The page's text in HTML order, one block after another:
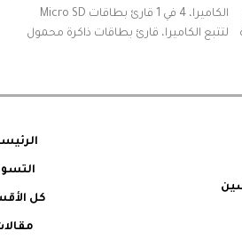
الكاميرا، 4 في 1 قارئ بطاقات Micro SD
لتتبع الكاميرا، قارئ بطاقات ذاكرة محمول
كل